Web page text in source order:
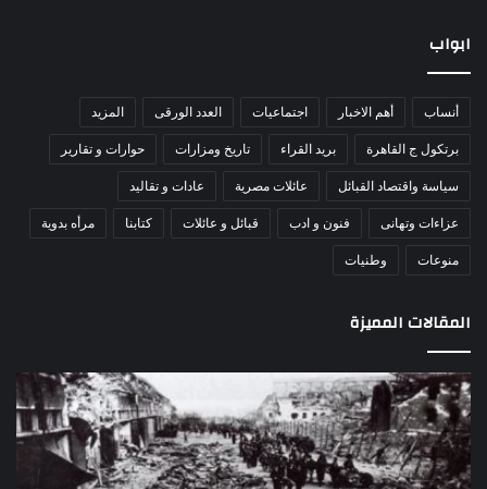
ابواب
أنساب أهم الاخبار اجتماعيات العدد الورقى المزيد
برتكول ج القاهرة بريد القراء تاريخ ومزارات حوارات و تقارير
سياسة واقتصاد القبائل عائلات مصرية عادات و تقاليد
عزاءات وتهانى فنون و ادب قبائل و عائلات كتابنا مرأه بدوية
منوعات وطنيات
المقالات المميزة
مذبحة
اللد..
القصة
الكاملة
لإحدى